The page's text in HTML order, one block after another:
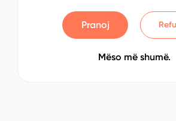
Pranoj
Mëso më shumë.